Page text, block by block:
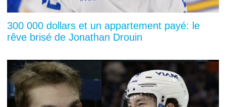
300 000 dollars et un appartement payé: le
rêve brisé de Jonathan Drouin